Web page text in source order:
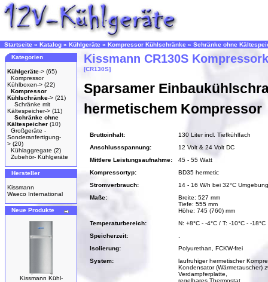
Startseite » Katalog » Kühlgeräte » Kompressor Kühlschränke » Schränke ohne
Kategorien
Kühlgeräte-> (65)
Kompressor
Kühlboxen-> (22)
Kompressor
Kühlschränke-> (21)
Schränke mit
Kältespeicher-> (11)
Schränke ohne
Kältespeicher (10)
Großgeräte -
Sonderanfertigung-
> (20)
Kühlaggregate (2)
Zubehör- Kühlgeräte
Hersteller
Kissmann
Waeco International
Neue Produkte
Kissmann Kühl-
Kissmann CR130S
[CR130S]
Sparsamer
hermetischem Kompressor
Bruttoinhalt:
130 Liter incl. Tiefkühlfach
Anschlussspannung:
12 Volt & 24 Volt DC
Mittlere Leistungsaufnahme:
45 - 55 Watt
Kompressortyp:
BD35 hermetic
Stromverbrauch:
14 - 16 W/h bei 32°C
Maße:
Breite: 527 mm
Tiefe: 555 mm
Höhe: 745 (760) mm
Temperaturbereich:
N: +8°C - -4°C / T: -10°C - -18°C
Speicherzeit:
Isolierung:
Polyurethan, FCKW-frei
System:
laufruhiger hermetischer
Kondensator (Wärmetauscher)
Verdampferplatte,
regelbares Thermostat,